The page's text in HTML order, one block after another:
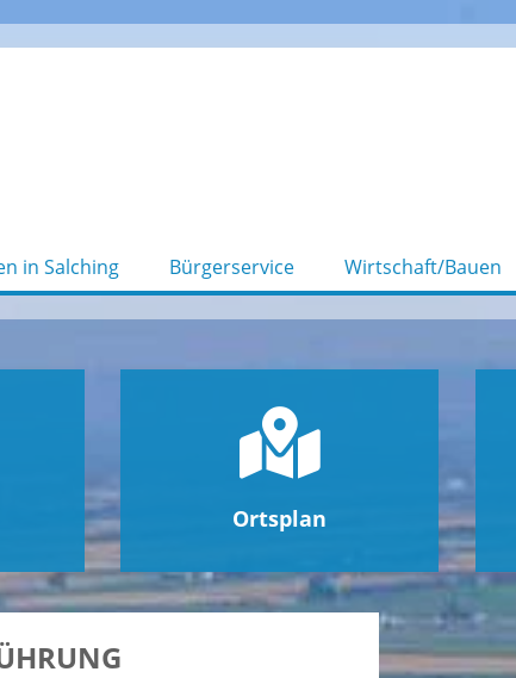
in Salching Bürgerservice Wirtschaft/Bauen
Ortsplan